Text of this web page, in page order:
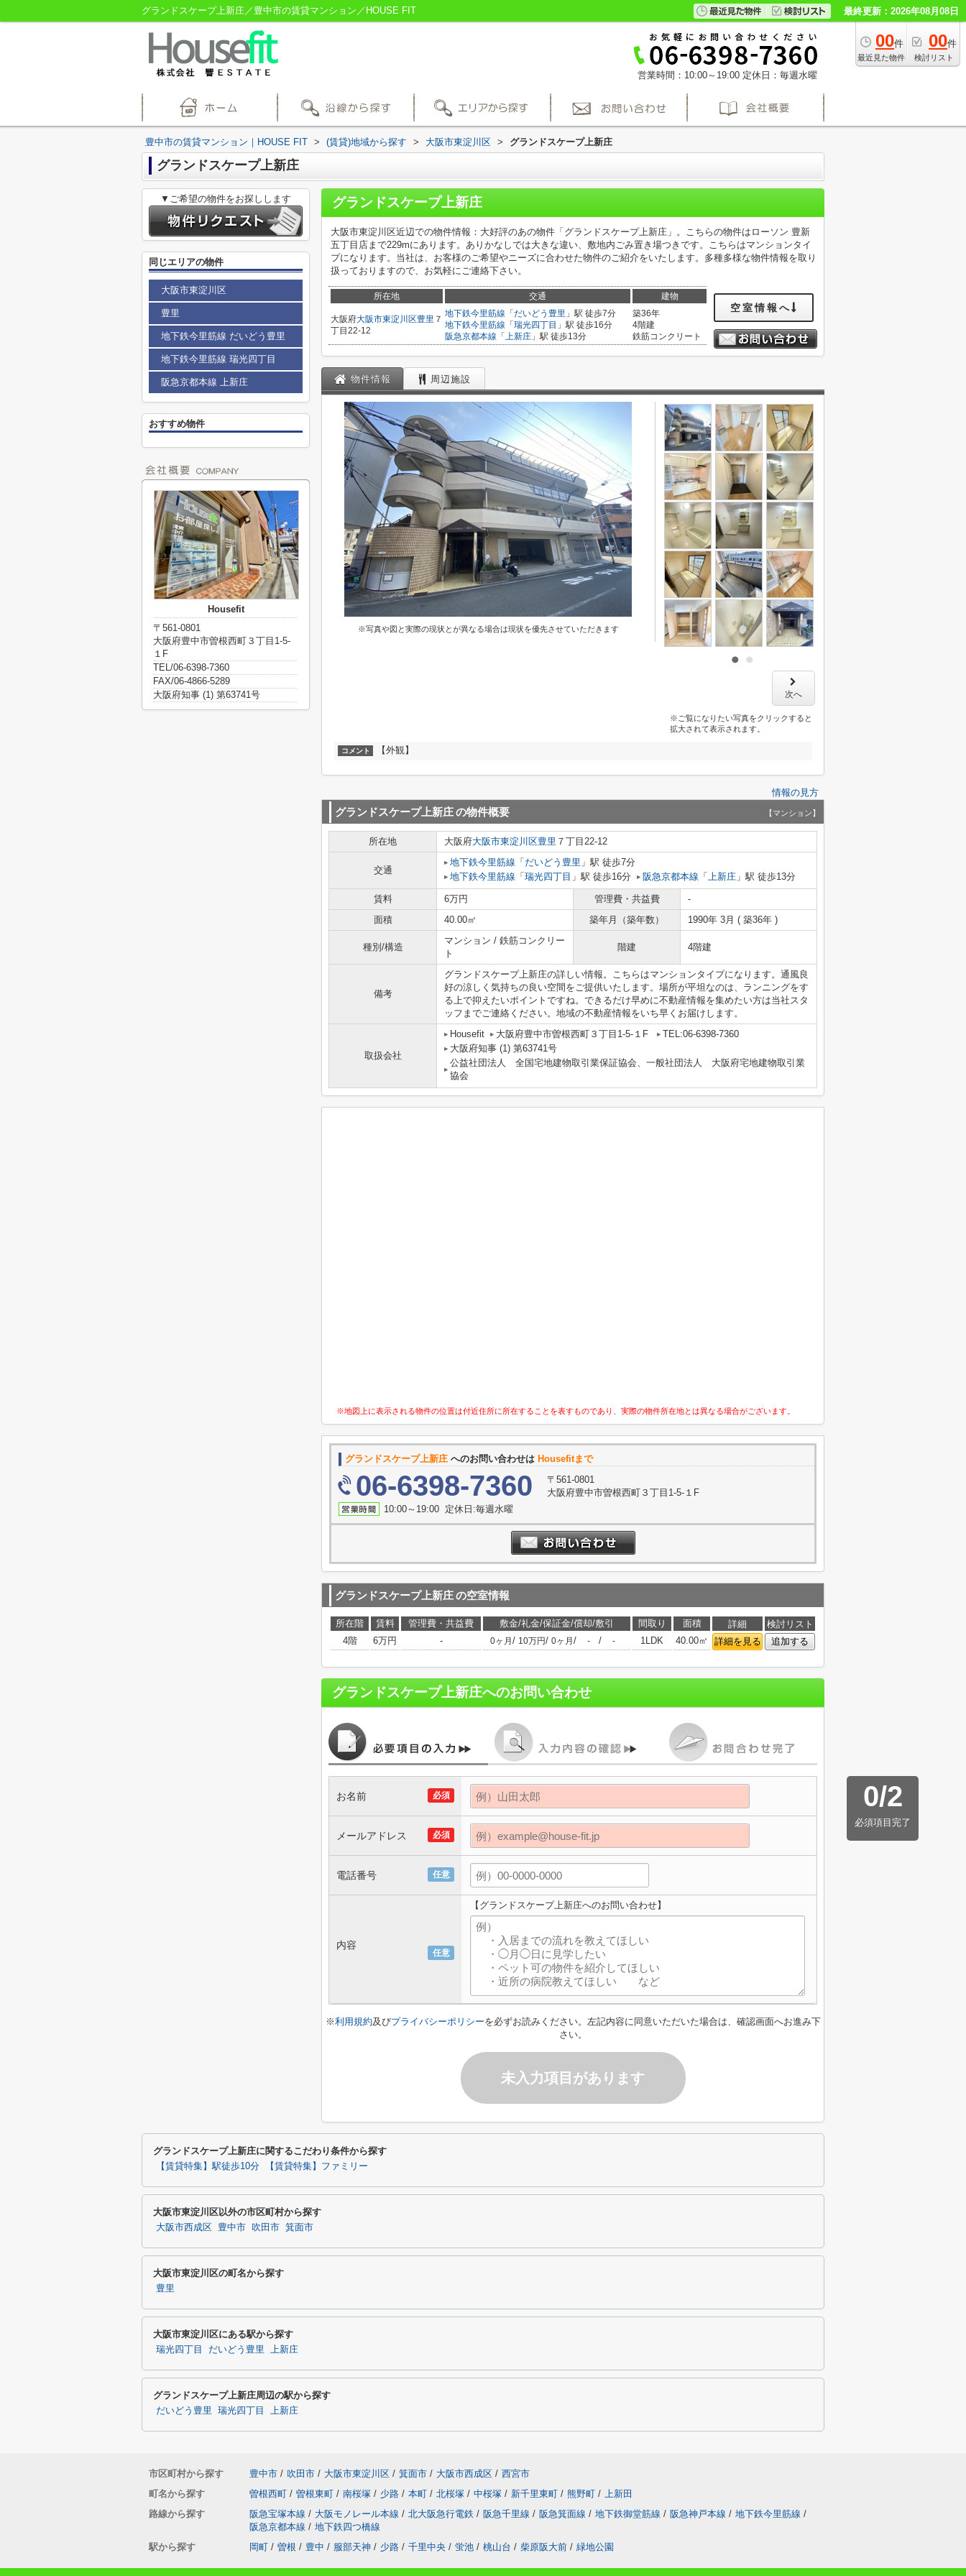
グランドスケープ上新庄／豊中市の賃貸マンション／HOUSE FIT 最終更新：2026年08月08日
00件
最近見た物件
00件
検討リスト
営業時間：10:00～19:00 定休日：毎週水曜
豊中市の賃貸マンション｜HOUSE FIT > (賃貸)地域から探す > 大阪市東淀川区 > グランドスケープ上新庄
グランドスケープ上新庄
グランドスケープ上新庄
大阪市東淀川区近辺での物件情報：大好評のあの物件「グランドスケープ上新庄」。こちらの物件はローソン 豊新
五丁目店まで229mにあります。ありかなしでは大きな違い、敷地内ごみ置き場つきです。こちらはマンションタイ
プになります。当社は、お客様のご希望やニーズに合わせた物件のご紹介をいたします。多種多様な物件情報を取り
扱っておりますので、お気軽にご連絡下さい。
所在地 交通 建物
大阪府大阪市東淀川区豊里 ７
丁目22-12
地下鉄今里筋線 「 だいどう豊里 」駅 徒歩7分
地下鉄今里筋線 「 瑞光四丁目 」駅 徒歩16分
阪急京都本線 「 上新庄 」駅 徒歩13分
築36年
4階建
鉄筋コンクリート
空室情報へ
物件情報 周辺施設
※写真や図と実際の現状とが異なる場合は現状を優先させていただきます
次へ
※ご覧になりたい写真をクリックすると
拡大されて表示されます。
コメント 【外観】
情報の見方
グランドスケープ上新庄の物件概要 【マンション】
所在地 大阪府大阪市東淀川区豊里 ７丁目22-12
交通
地下鉄今里筋線 「 だいどう豊里 」駅 徒歩7分
地下鉄今里筋線 「 瑞光四丁目 」駅 徒歩16分 阪急京都本線 「 上新庄 」駅 徒歩13分
賃料 6万円 管理費・共益費
-
面積
40.00㎡ 築年月（築年数） 1990年 3月 ( 築36年 )
種別/構造
マンション / 鉄筋コンクリー
ト
階建 4階建
備考
グランドスケープ上新庄の詳しい情報。こちらはマンションタイプになります。通風良
好の涼しく気持ちの良い空間をご提供いたします。場所が平坦なのは、ランニングをす
る上で抑えたいポイントですね。できるだけ早めに不動産情報を集めたい方は当社スタ
ッフまでご連絡ください。地域の不動産情報をいち早くお届けします。
取扱会社
Housefit 大阪府豊中市曽根西町３丁目1-5-１F
TEL:06-6398-7360
大阪府知事 (1) 第63741号
公益社団法人 全国宅地建物取引業保証協会、一般社団法人 大阪府宅地建物取引業
協会
※地図上に表示される物件の位置は付近住所に所在することを表すものであり、実際の物件所在地とは異なる場合がございます。
グランドスケープ上新庄 へのお問い合わせは Housefitまで
06-6398-7360
〒561-0801
大阪府豊中市曽根西町３丁目1-5-１F
10:00～19:00 定休日:毎週水曜
グランドスケープ上新庄の空室情報
所在階 賃料 管理費・共益費 敷金/礼金/保証金/償却/敷引 間取り 面積 詳細
検討リスト
4階
6万円 - 0ヶ月 / 10万円/ 0ヶ月 / - / - 1LDK 40.00㎡ 詳細を見る 追加する
グランドスケープ上新庄へのお問い合わせ
0/2
必須項目完了
必須
お名前
必須
メールアドレス
任意
電話番号
任意
内容
【グランドスケープ上新庄へのお問い合わせ】
※利用規約及びプライバシーポリシーを必ずお読みください。左記内容に同意いただいた場合は、確認画面へお進み下
さい。
未入力項目があります
▼ご希望の物件をお探しします
同じエリアの物件
大阪市東淀川区
豊里
地下鉄今里筋線 だいどう豊里
地下鉄今里筋線 瑞光四丁目
阪急京都本線 上新庄
おすすめ物件
Housefit
〒561-0801
大阪府豊中市曽根西町３丁目1-5-
１F
TEL/06-6398-7360
FAX/06-4866-5289
大阪府知事 (1) 第63741号
グランドスケープ上新庄に関するこだわり条件から探す
【賃貸特集】駅徒歩10分 【賃貸特集】ファミリー
大阪市東淀川区以外の市区町村から探す
大阪市西成区 豊中市 吹田市 箕面市
大阪市東淀川区の町名から探す
豊里
大阪市東淀川区にある駅から探す
瑞光四丁目 だいどう豊里 上新庄
グランドスケープ上新庄周辺の駅から探す
だいどう豊里 瑞光四丁目 上新庄
市区町村から探す 豊中市 / 吹田市 / 大阪市東淀川区 / 箕面市 / 大阪市西成区 / 西宮市
町名から探す
曽根西町 / 曽根東町 / 南桜塚 / 少路 / 本町 / 北桜塚 / 中桜塚 / 新千里東町 / 熊野町 / 上新田
路線から探す
阪急宝塚本線 / 大阪モノレール本線 / 北大阪急行電鉄 / 阪急千里線 / 阪急箕面線 / 地下鉄御堂筋線 / 阪急神戸本線 / 地下鉄今里筋線 /
阪急京都本線 / 地下鉄四つ橋線
駅から探す
岡町 / 曽根 / 豊中 / 服部天神 / 少路 / 千里中央 / 蛍池 / 桃山台 / 柴原阪大前 / 緑地公園